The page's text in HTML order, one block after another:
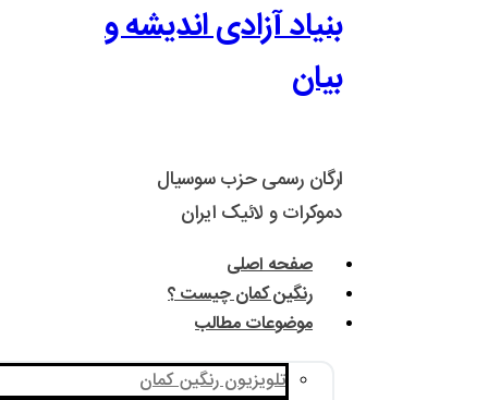
بنیاد آزادی اندیشه و
بیان
ارگان رسمی حزب سوسیال
دموکرات و لائیک ایران
صفحه اصلی
رنگین کمان چیست ؟
موضوعات مطالب
تلویزیون رنگین کمان